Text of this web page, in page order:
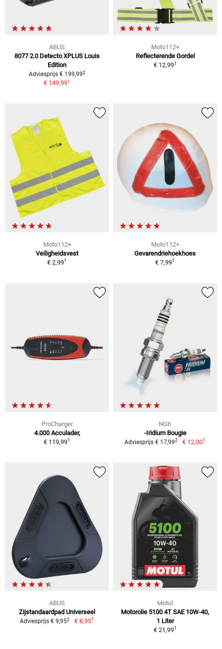
ABUS
8077 2.0 Detecto XPLUS Louis
Edition
Adviesprijs € 199,992
€ 149,991
Moto112+
Reflecterende Gordel
€ 12,991
Moto112+
Veiligheidsvest
€ 2,991
Moto112+
Gevarendriehoekhoes
€ 7,991
ProCharger
4.000 Acculader,
€ 119,991
NGK
-Iridium Bougie
Adviesprijs € 17,992 € 12,001
ABUS
Zijstandaardpad Universeel
Adviesprijs € 9,952 € 8,951
Motul
Motorolie 5100 4T SAE 10W-40,
1 Liter
€ 21,991